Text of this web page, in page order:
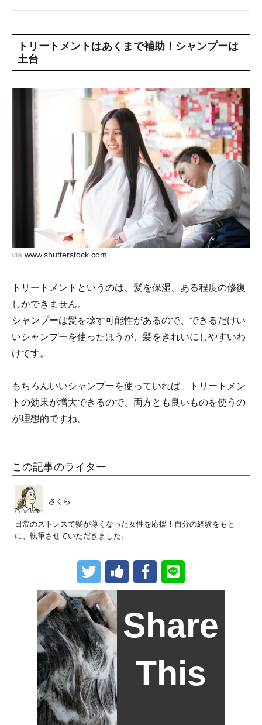
トリートメントはあくまで補助！シャンプーは
土台
via www.shutterstock.com
トリートメントというのは、髪を保湿、ある程度の修復
しかできません。
シャンプーは髪を壊す可能性があるので、できるだけい
いシャンプーを使ったほうが、髪をきれいにしやすいわ
けです。
もちろんいいシャンプーを使っていれば、トリートメン
トの効果が増大できるので、両方とも良いものを使うの
が理想的ですね。
この記事のライター
さくら
日常のストレスで髪が薄くなった女性を応援！自分の経験をもと
に、執筆させていただきました。
Share
This